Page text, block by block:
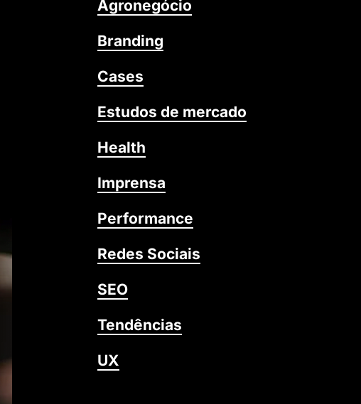
Agronegócio
Branding
Cases
Estudos de mercado
Health
Imprensa
Performance
Redes Sociais
SEO
Tendências
UX